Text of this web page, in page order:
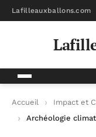
Lafilleauxballons.com
Accueil
Impact et
Archéologie